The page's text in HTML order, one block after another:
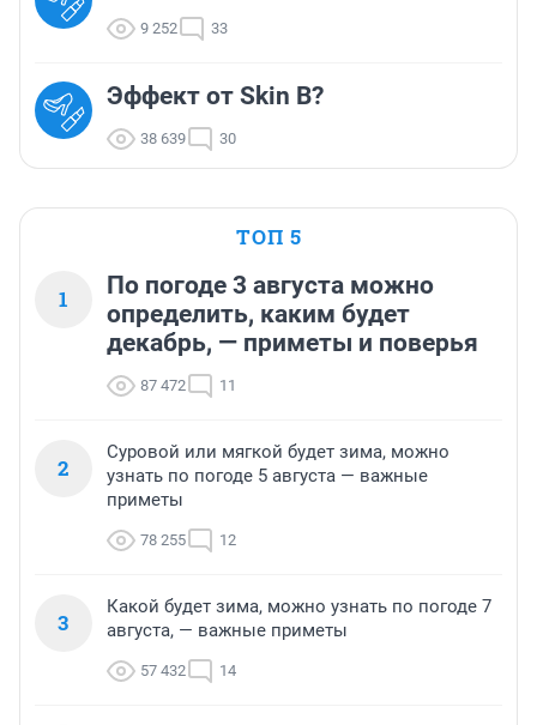
9 252 33
Эффект от Skin B?
38 639 30
ТОП 5
1
По погоде 3 августа можно
определить, каким будет
декабрь, — приметы и поверья
87 472 11
2
Суровой или мягкой будет зима, можно
узнать по погоде 5 августа — важные
приметы
78 255 12
3
Какой будет зима, можно узнать по погоде 7
августа, — важные приметы
57 432 14